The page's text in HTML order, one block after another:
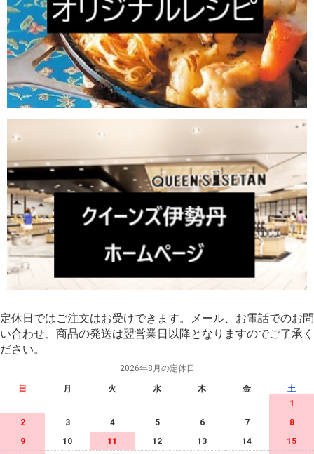
定休日ではご注文はお受けできます。メール、お電話でのお問
い合わせ、商品の発送は翌営業日以降となりますのでご了承く
ださい。
2026年8月の定休日
日 月 火 水 木 金
土
1
2
3 4 5 6 7
8
9
10 11 12 13 14
15